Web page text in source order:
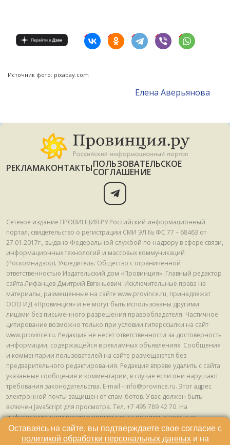
Источник фото: pixabay.com
Елена Аверьянова
РЕКЛАМАКОНТАКТЫПОЛЬЗОВАТЕЛЬСКОЕ
СОГЛАШЕНИЕ
Сетевое издание ПРОВИНЦИЯ.РУ Российский информационный
портал, свидетельство о регистрации СМИ ЭЛ № ФС 77 – 68463 от
27.01.2017г., выдано Федеральной службой по надзору в сфере связи,
информационных технологий и массовых коммуникаций
(Роскомнадзор). Учредитель: Общество с ограниченной
ответственностью Издательский дом «Провинция». Главный редактор
сайта Лифанцев Дмитрий Евгеньевич. Исключительные права на
материалы, размещенные на сайте www.province.ru, принадлежат
ООО ИД «Провинция» и не могут быть использованы другими
лицами без письменного разрешения правообладателя. Частичное
цитирование возможно только при условии гиперссылки на сайт
www.province.ru. Редакция не несет ответственности за достоверность
информации, содержащейся в рекламных объявлениях. Сообщения
и комментарии пользователей на сайте размещаются без
предварительного редактирования. Редакция вправе удалить с сайта
указанные сообщения и комментарии, в случае если они нарушают
требования законодательства. E-mail - info@province.ru. Этот адрес
электронной почты защищен от спам-ботов. У вас должен быть
включен JavaScript для просмотра. Tел. +7 495 789 42 70. На
информационном ресурсе применяются рекомендательные
технологии (информационные технологии предоставления
информации на основе сбора, систематизации и анализа сведений,
Оставаясь на сайте, вы подтверждаете свое согласие с
политикой обработки персональных данныхи на